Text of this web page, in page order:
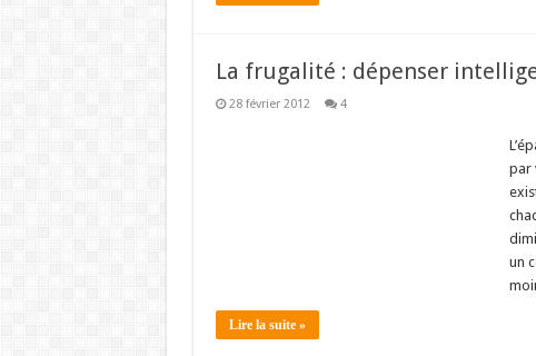
La frugalité : dépenser
28 février 2012 4
par
un
Lire la suite »